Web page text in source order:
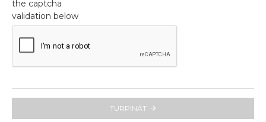
the captcha
validation below
TURPINĀT